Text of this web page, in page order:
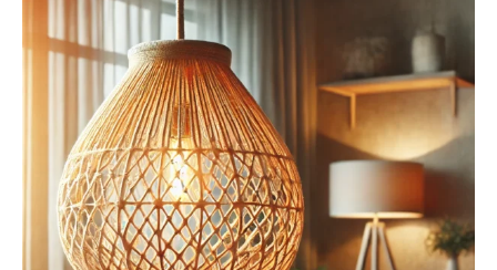
Materiais fáceis de encontrar para luminárias
artesanais
Você pode criar luminárias artesanais usando uma